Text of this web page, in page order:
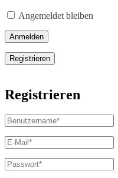
Angemeldet bleiben
Anmelden
Registrieren
Registrieren
Benutzername
Erforderlich
E-
Mail-
Adresse*
Erforderlich
Passwort*
Erforderlich